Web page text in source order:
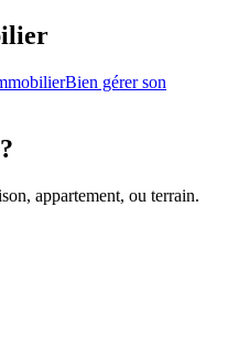
Bien gérer son
appartement, ou terrain.